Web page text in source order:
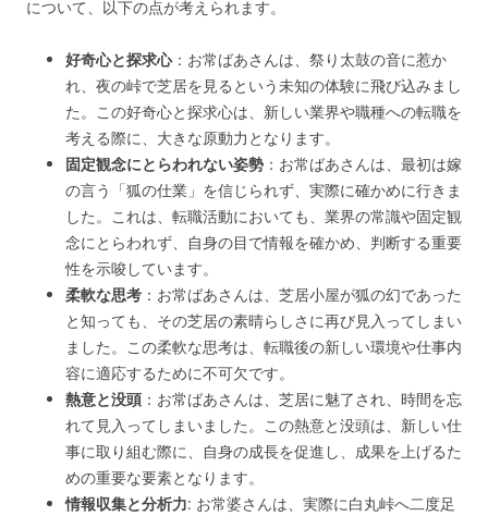
について、以下の点が考えられます。
好奇心と探求心：お常ばあさんは、祭り太鼓の音に惹か
れ、夜の峠で芝居を見るという未知の体験に飛び込みまし
た。この好奇心と探求心は、新しい業界や職種への転職を
考える際に、大きな原動力となります。
固定観念にとらわれない姿勢 ：お常ばあさんは、最初は嫁
の言う「狐の仕業」を信じられず、実際に確かめに行きま
した。これは、転職活動においても、業界の常識や固定観
念にとらわれず、自身の目で情報を確かめ、判断する重要
性を示唆しています。
柔軟な思考 ：お常ばあさんは、芝居小屋が狐の幻であった
と知っても、その芝居の素晴らしさに再び見入ってしまい
ました。この柔軟な思考は、転職後の新しい環境や仕事内
容に適応するために不可欠です。
熱意と没頭 ：お常ばあさんは、芝居に魅了され、時間を忘
れて見入ってしまいました。この熱意と没頭は、新しい仕
事に取り組む際に、自身の成長を促進し、成果を上げるた
めの重要な要素となります。
情報収集と分析力: お常婆さんは、実際に白丸峠へ二度足